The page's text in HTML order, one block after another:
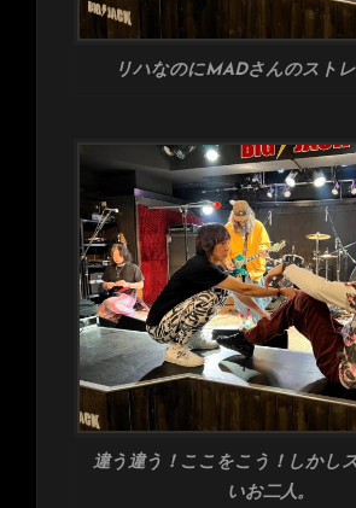
リハなのにMADさんのスト
違う違う！ここをこう！しかし
いお二人。